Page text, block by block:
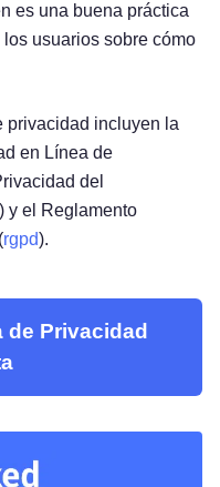
es una buena práctica
usuarios sobre cómo
privacidad incluyen la
en Línea de
del
) y el Reglamento
rgpd).
de Privacidad